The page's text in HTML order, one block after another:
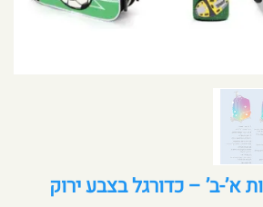
א’-ב’ – כדורגל בצבע ירוק